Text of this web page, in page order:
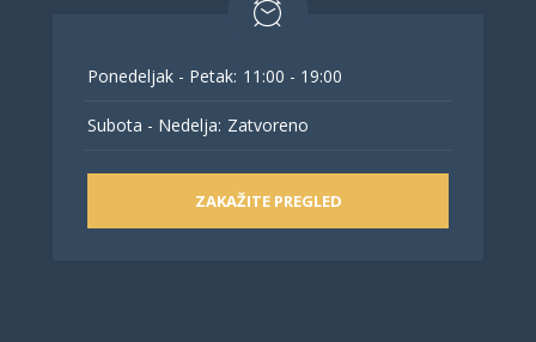
Ponedeljak - Petak: 11:00 - 19:00
Subota - Nedelja: Zatvoreno
ZAKAŽITE PREGLED